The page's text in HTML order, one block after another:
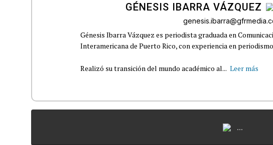
GÉNESIS IBARRA VÁZQUEZ
Génesis Ibarra Vázquez es periodista graduada en
Interamericana de Puerto Rico, con experiencia en
Realizó su transición del mundo académico al... Leer más
...